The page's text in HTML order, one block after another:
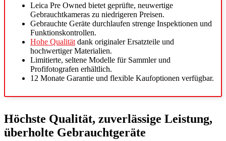
Leica Pre Owned bietet geprüfte, neuwertige
Gebrauchtkameras zu niedrigeren Preisen.
Gebrauchte Geräte durchlaufen strenge Inspektionen und
Funktionskontrollen.
Hohe Qualität dank originaler Ersatzteile und
hochwertiger Materialien.
Limitierte, seltene Modelle für Sammler und
Profifotografen erhältlich.
12 Monate Garantie und flexible Kaufoptionen verfügbar.
Höchste Qualität, zuverlässige Leistung,
überholte Gebrauchtgeräte